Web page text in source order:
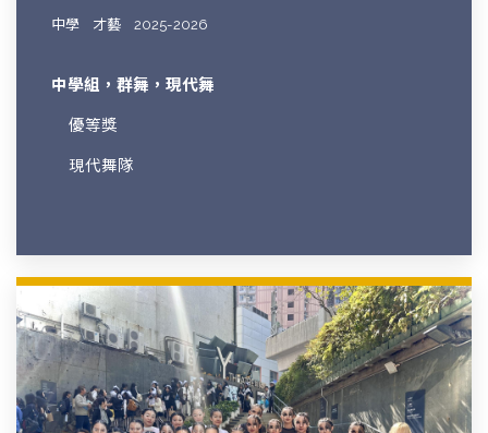
中學 才藝 2025-2026
中學組，群舞，現代舞
優等獎
現代舞隊